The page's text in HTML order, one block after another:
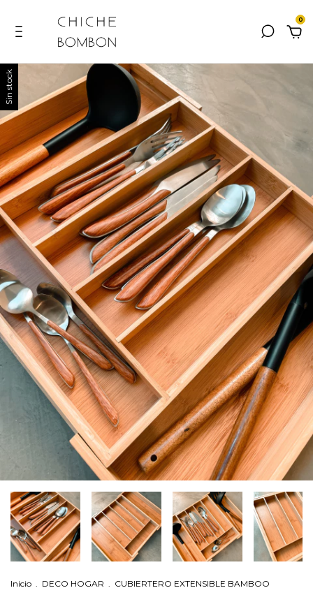
0
Sin stock
Inicio . DECO HOGAR . CUBIERTERO EXTENSIBLE BAMBOO